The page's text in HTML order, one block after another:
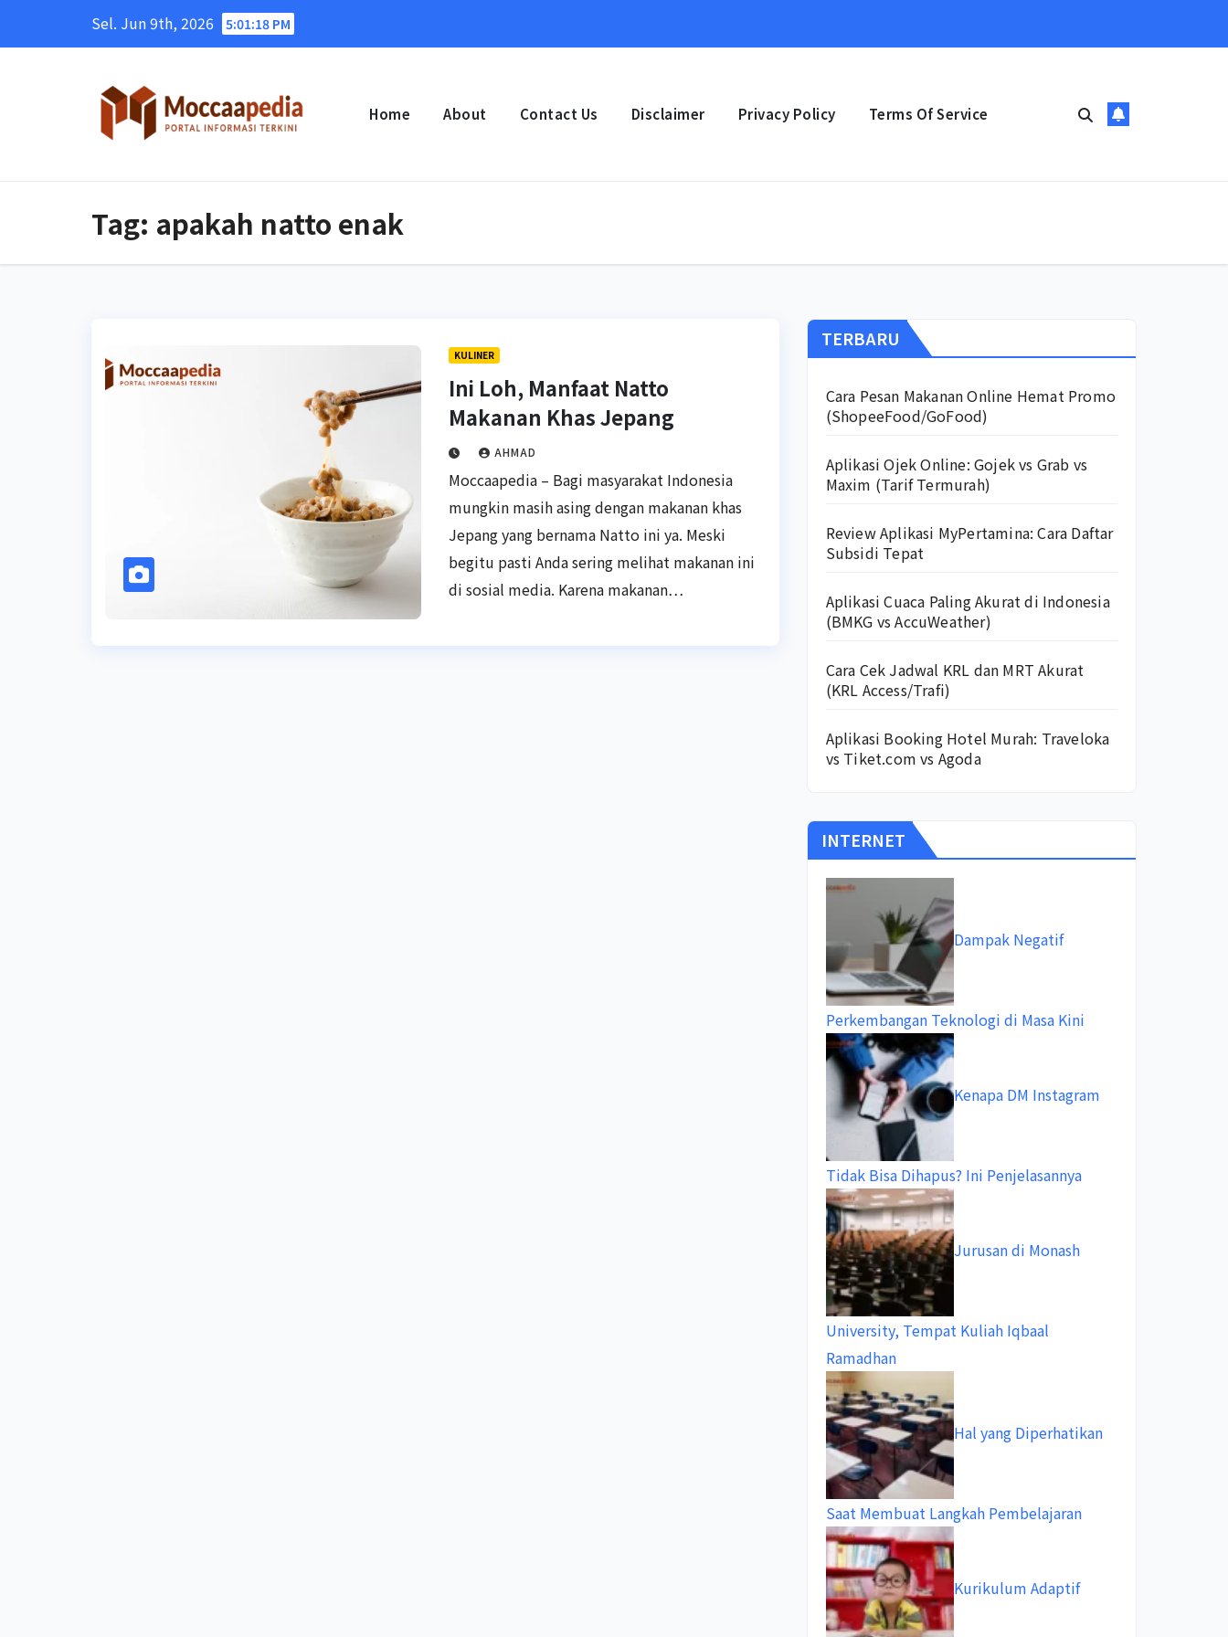
Sel. Jun 9th, 2026 5:01:19 PM
Home About Contact Us Disclaimer Privacy Policy Terms Of Service
Tag: apakah natto enak
KULINER
Ini Loh, Manfaat Natto
Makanan Khas Jepang
AHMAD
Moccaapedia – Bagi masyarakat Indonesia
mungkin masih asing dengan makanan khas
Jepang yang bernama Natto ini ya. Meski
begitu pasti Anda sering melihat makanan ini
di sosial media. Karena makanan…
TERBARU
Cara Pesan Makanan Online Hemat Promo
(ShopeeFood/GoFood)
Aplikasi Ojek Online: Gojek vs Grab vs
Maxim (Tarif Termurah)
Review Aplikasi MyPertamina: Cara Daftar
Subsidi Tepat
Aplikasi Cuaca Paling Akurat di Indonesia
(BMKG vs AccuWeather)
Cara Cek Jadwal KRL dan MRT Akurat
(KRL Access/Trafi)
Aplikasi Booking Hotel Murah: Traveloka
vs Tiket.com vs Agoda
INTERNET
Dampak Negatif
Perkembangan Teknologi di Masa Kini
Kenapa DM Instagram
Tidak Bisa Dihapus? Ini Penjelasannya
Jurusan di Monash
University, Tempat Kuliah Iqbaal
Ramadhan
Hal yang Diperhatikan
Saat Membuat Langkah Pembelajaran
Kurikulum Adaptif